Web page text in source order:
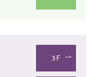
3F